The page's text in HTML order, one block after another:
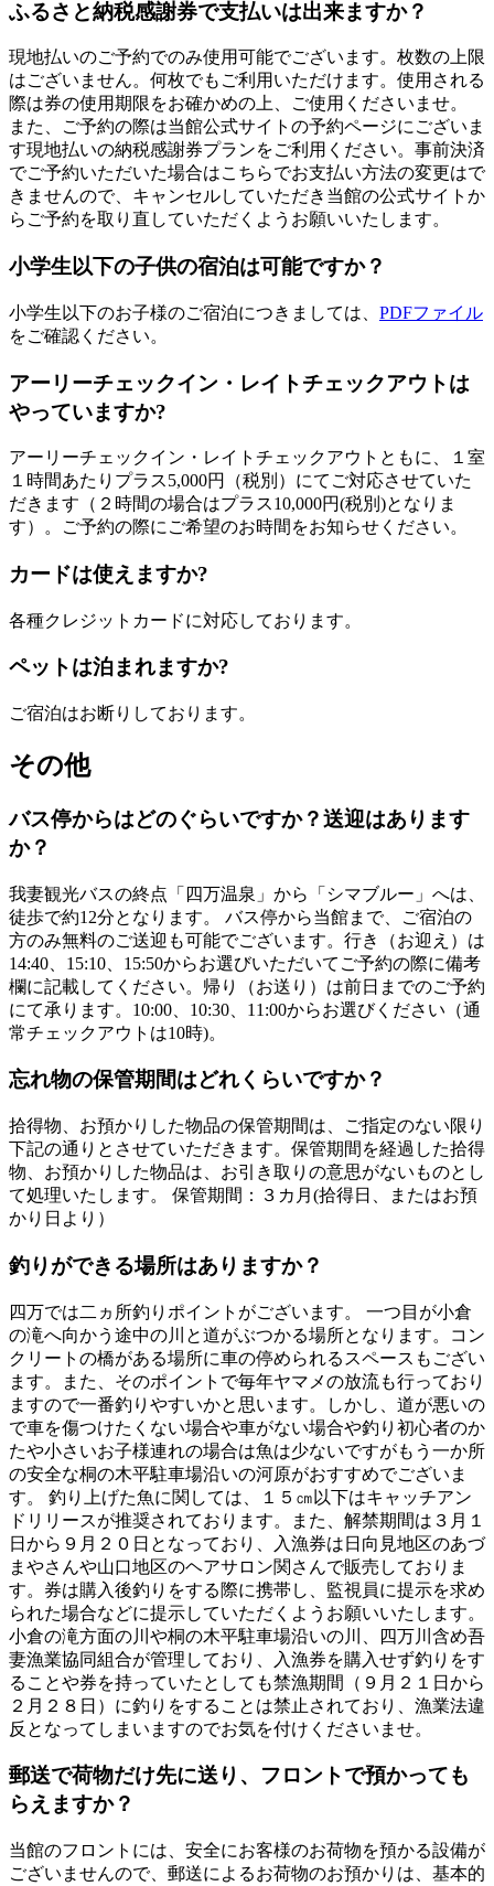
ふるさと納税感謝券で支払いは出来ますか？
現地払いのご予約でのみ使用可能でございます。枚数の上限
はございません。何枚でもご利用いただけます。使用される
際は券の使用期限をお確かめの上、ご使用くださいませ。
また、ご予約の際は当館公式サイトの予約ページにございま
す現地払いの納税感謝券プランをご利用ください。事前決済
でご予約いただいた場合はこちらでお支払い方法の変更はで
きませんので、キャンセルしていただき当館の公式サイトか
らご予約を取り直していただくようお願いいたします。
小学生以下の子供の宿泊は可能ですか？
小学生以下のお子様のご宿泊につきましては、 PDFファイル
をご確認ください。
アーリーチェックイン・レイトチェックアウトは
やっていますか?
アーリーチェックイン・レイトチェックアウトともに、１室
１時間あたりプラス5,000円（税別）にてご対応させていた
だきます（２時間の場合はプラス10,000円(税別)となりま
す）。ご予約の際にご希望のお時間をお知らせください。
カードは使えますか?
各種クレジットカードに対応しております。
ペットは泊まれますか?
ご宿泊はお断りしております。
その他
バス停からはどのぐらいですか？送迎はあります
か？
我妻観光バスの終点「四万温泉」から「シマブルー」へは、
徒歩で約12分となります。 バス停から当館まで、ご宿泊の
方のみ無料のご送迎も可能でございます。行き（お迎え）は
14:40、15:10、15:50からお選びいただいてご予約の際に備考
欄に記載してください。帰り（お送り）は前日までのご予約
にて承ります。10:00、10:30、11:00からお選びください（通
常チェックアウトは10時)。
忘れ物の保管期間はどれくらいですか？
拾得物、お預かりした物品の保管期間は、ご指定のない限り
下記の通りとさせていただきます。保管期間を経過した拾得
物、お預かりした物品は、お引き取りの意思がないものとし
て処理いたします。 保管期間：３カ月(拾得日、またはお預
かり日より）
釣りができる場所はありますか？
四万では二ヵ所釣りポイントがございます。 一つ目が小倉
の滝へ向かう途中の川と道がぶつかる場所となります。コン
クリートの橋がある場所に車の停められるスペースもござい
ます。また、そのポイントで毎年ヤマメの放流も行っており
ますので一番釣りやすいかと思います。しかし、道が悪いの
で車を傷つけたくない場合や車がない場合や釣り初心者のか
たや小さいお子様連れの場合は魚は少ないですがもう一か所
の安全な桐の木平駐車場沿いの河原がおすすめでございま
す。 釣り上げた魚に関しては、１５㎝以下はキャッチアン
ドリリースが推奨されております。また、解禁期間は３月１
日から９月２０日となっており、入漁券は日向見地区のあづ
まやさんや山口地区のヘアサロン関さんで販売しておりま
す。券は購入後釣りをする際に携帯し、監視員に提示を求め
られた場合などに提示していただくようお願いいたします。
小倉の滝方面の川や桐の木平駐車場沿いの川、四万川含め吾
妻漁業協同組合が管理しており、入漁券を購入せず釣りをす
ることや券を持っていたとしても禁漁期間（９月２１日から
２月２８日）に釣りをすることは禁止されており、漁業法違
反となってしまいますのでお気を付けくださいませ。
郵送で荷物だけ先に送り、フロントで預かっても
らえますか？
当館のフロントには、安全にお客様のお荷物を預かる設備が
ございませんので、郵送によるお荷物のお預かりは、基本的